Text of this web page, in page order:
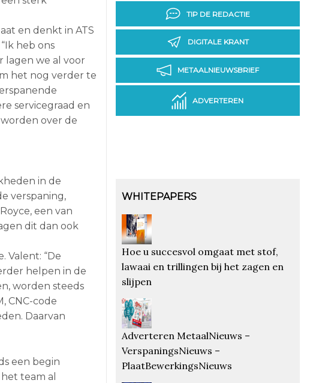
en denkt in ATS
heb ons
lagen we al voor
het nog verder te
servicegraad en
over de
in de
verspaning,
een van
dit dan ook
Valent: “De
helpen in de
worden steeds
CNC-code
Daarvan
een begin
team al
TIP DE REDACTIE
DIGITALE KRANT
METAALNIEUWSBRIEF
ADVERTEREN
WHITEPAPERS
Hoe u succesvol omgaat met stof,
lawaai en trillingen bij het zagen en
slijpen
Adverteren MetaalNieuws –
VerspaningsNieuws –
PlaatBewerkingsNieuws